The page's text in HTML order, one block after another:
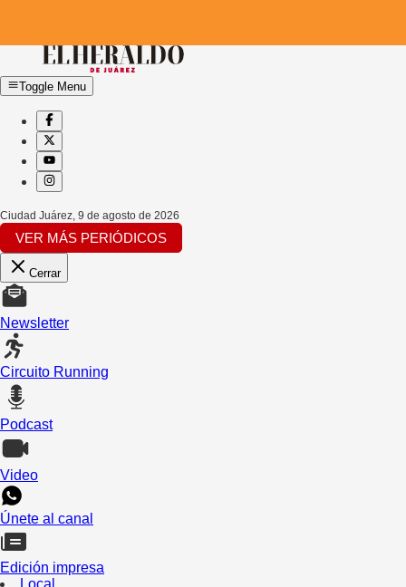
Toggle Menu
Ciudad Juárez 9 de agosto de 2026
VER MÁS PERIÓDICOS
Cerrar
Newsletter
Circuito Running
Podcast
Video
Únete al canal
Edición impresa
Local